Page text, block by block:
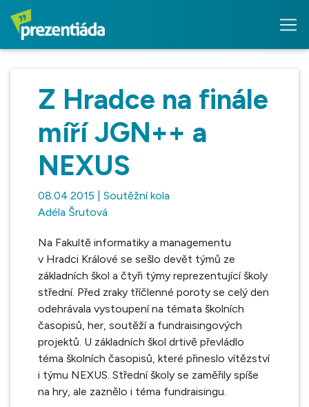
Z Hradce na finále
míří JGN++ a
NEXUS
08.04.2015 | Soutěžní kola
Adéla Šrutová
Na Fakultě informatiky a managementu
v Hradci Králové se sešlo devět týmů ze
základních škol a čtyři týmy reprezentující školy
střední. Před zraky tříčlenné poroty se celý den
odehrávala vystoupení na témata školních
časopisů, her, soutěží a fundraisingových
projektů. U základních škol drtivě převládlo
téma školních časopisů, které přineslo vítězství
i týmu NEXUS. Střední školy se zaměřily spíše
na hry, ale zaznělo i téma fundraisingu.